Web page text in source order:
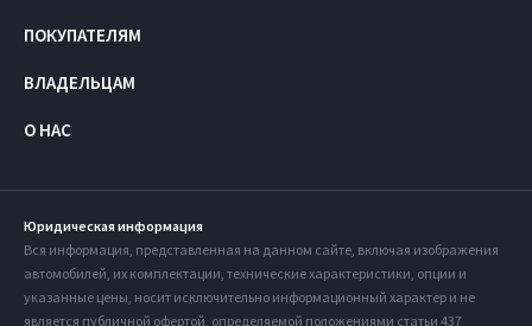
ПОКУПАТЕЛЯМ
ВЛАДЕЛЬЦАМ
О НАС
Юридическая информация
Вся информация, представленная на данном сайте, включая изображения
автомобилей, их комплектации, технические характеристики, опции и
указанные цены, носит исключительно информационный характер и не
является публичной офертой, определяемой положениями статьи 437